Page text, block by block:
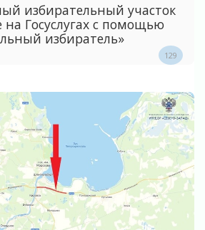
избирательный участок
Госуслугах с помощью
избиратель»
129